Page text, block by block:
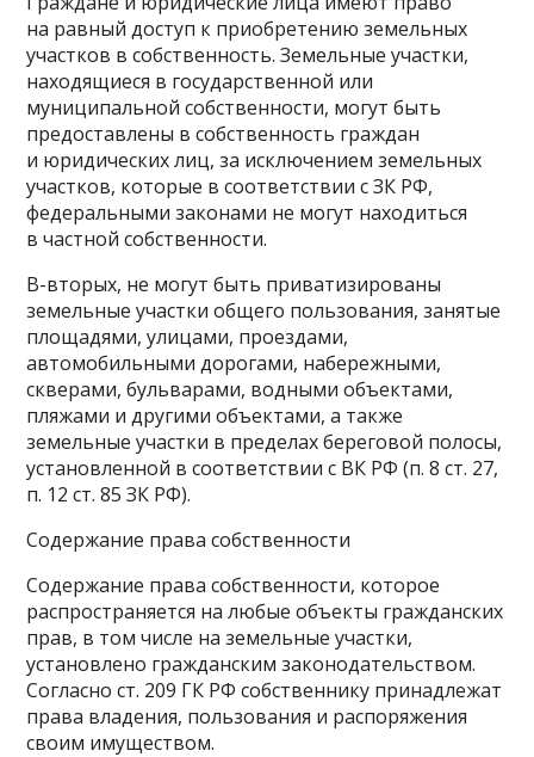
на равный доступ к приобретению земельных
участков в собственность. Земельные участки,
находящиеся в государственной или
муниципальной собственности, могут быть
предоставлены в собственность граждан
и юридических лиц, за исключением земельных
участков, которые в соответствии с ЗК РФ,
федеральными законами не могут находиться
в частной собственности.
В-вторых, не могут быть приватизированы
земельные участки общего пользования, занятые
площадями, улицами, проездами,
автомобильными дорогами, набережными,
скверами, бульварами, водными объектами,
пляжами и другими объектами, а также
земельные участки в пределах береговой полосы,
установленной в соответствии с ВК РФ (п. 8 ст. 27,
п. 12 ст. 85 ЗК РФ).
Содержание права собственности
Содержание права собственности, которое
распространяется на любые объекты гражданских
прав, в том числе на земельные участки,
установлено гражданским законодательством.
Согласно ст. 209 ГК РФ собственнику принадлежат
права владения, пользования и распоряжения
своим имуществом.